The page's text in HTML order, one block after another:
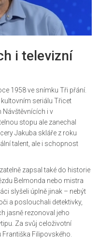
i televizní
1958 ve snímku Tři přání.
seriálu Třicet
Návštěvnících i v
stopu ale zanechal
Jakuba skláře z roku
talent, ale i schopnost
zapsal také do historie
Belmonda nebo mistra
slyšeli úplně jinak – nebýt
a poslouchali detektivky,
jasně rezonoval jeho
Za svůj celoživotní
Filipovského.